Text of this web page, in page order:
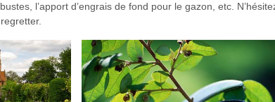
l’apport d’engrais de fond pour le gazon, etc.